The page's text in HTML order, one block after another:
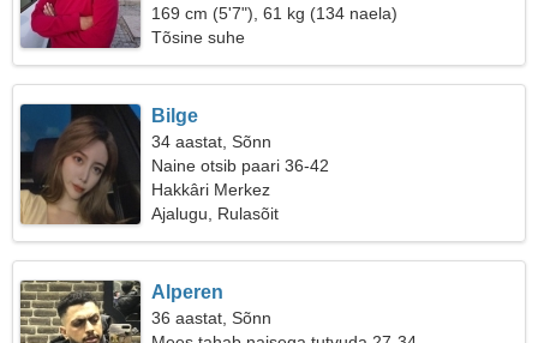
jalutamisest
169 cm (5'7"), 61 kg (134 naela)
Tõsine suhe
Bilge
34 aastat, Sõnn
Naine otsib paari 36-42
Hakkâri Merkez
Ajalugu, Rulasõit
Alperen
36 aastat, Sõnn